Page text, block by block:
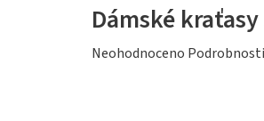
Dámské
Průměrné
Neohodnoceno